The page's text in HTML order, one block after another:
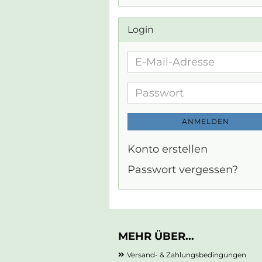
Login
E-
Adresse
Passwort
ANMELDEN
Konto erstellen
Passwort vergessen?
MEHR ÜBER...
Versand- & Zahlungsbedingungen